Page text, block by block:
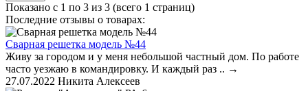
Показано с 1 по 3 из 3 (всего 1 страниц)
Последние отзывы о товарах:
Сварная решетка модель №44
Живу за городом и у меня небольшой частный дом. По работе
часто уезжаю в командировку. И каждый раз .. →
27.07.2022 Никита Алексеев